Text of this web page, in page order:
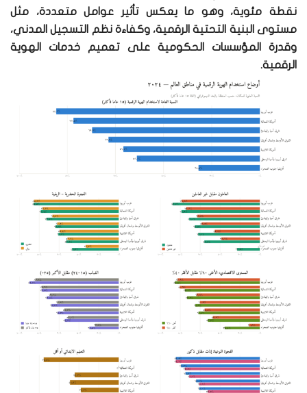
نقطة مئوية، وهو ما يعكس تأثير عوامل متعددة، مثل
مستوى البنية التحتية الرقمية، وكفاءة نظم التسجيل المدني،
وقدرة المؤسسات الحكومية على تعميم خدمات الهوية
الرقمية.